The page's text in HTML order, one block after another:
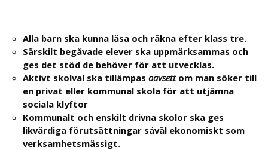
Alla barn ska kunna läsa och räkna efter klass tre.
Särskilt begåvade elever ska uppmärksammas och
ges det stöd de behöver för att utvecklas.
Aktivt skolval ska tillämpasoavsett om man söker till
en privat eller kommunal skola för att utjämna
sociala klyftor
Kommunalt och enskilt drivna skolor ska ges
likvärdiga förutsättningar såväl ekonomiskt som
verksamhetsmässigt.